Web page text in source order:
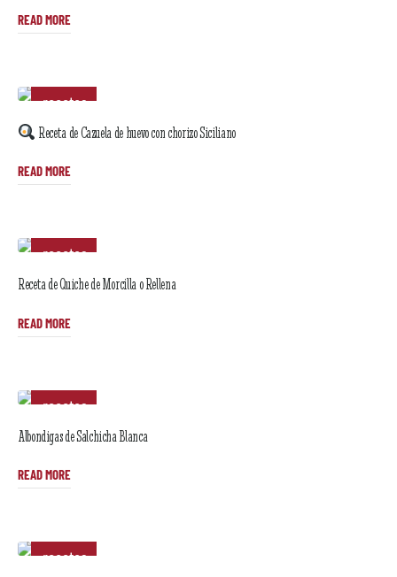
READ MORE
recetas
Receta de Cazuela de huevo con chorizo Siciliano
READ MORE
recetas
Receta de Quiche de Morcilla o Rellena
READ MORE
recetas
Albondigas de Salchicha Blanca
READ MORE
recetas